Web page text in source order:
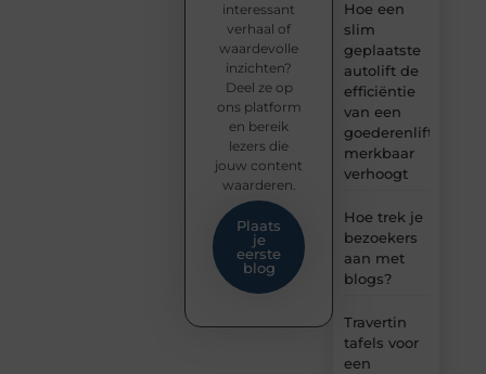
Hoe een
slim
geplaatste
autolift de
efficiëntie
van een
goederenlift
merkbaar
verhoogt
Hoe trek je
bezoekers
aan met
blogs?
Travertin
tafels voor
een
interessant
verhaal of
waardevolle
inzichten?
Deel ze op
ons platform
en bereik
lezers die
jouw content
waarderen.
Plaats
je
eerste
blog